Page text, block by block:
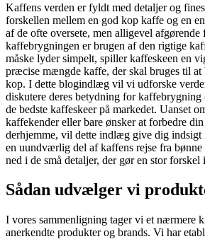
Kaffens verden er fyldt med detaljer og
forskellen mellem en god kop kaffe og en
af de ofte oversete, men alligevel afgørende
kaffebrygningen er brugen af den rigtige
måske lyder simpelt, spiller kaffeskeen en
præcise mængde kaffe, der skal bruges til at
kop. I dette blogindlæg vil vi udforske
diskutere deres betydning for
de bedste kaffeskeer på markedet. Uanset
kaffekender eller bare ønsker at forbedre
derhjemme, vil dette indlæg give dig indsigt
en uundværlig del af kaffens rejse fra
ned i de små detaljer, der gør en stor
Sådan udvælger vi
I vores sammenligning tager vi et nærmere
anerkendte produkter og brands. Vi har